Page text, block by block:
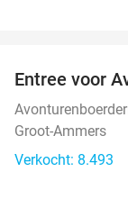
Entree voor
Groot-Ammers
Verkocht: 8.493